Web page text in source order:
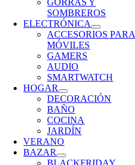
GORRAS Y
SOMBREROS
ELECTRÓNICA
ACCESORIOS PARA
MÓVILES
GAMERS
AUDIO
SMARTWATCH
HOGAR
DECORACIÓN
BAÑO
COCINA
JARDÍN
VERANO
BAZAR
BLACKFRIDAY